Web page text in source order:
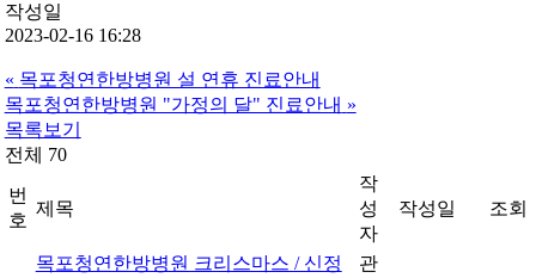
작성일
2023-02-16 16:28
« 목포청연한방병원 설 연휴 진료안내
목포청연한방병원 "가정의 달" 진료안내 »
목록보기
전체 70
번
호
제목
작
성
자
작성일 조회
목포청연한방병원 크리스마스 / 신정
관